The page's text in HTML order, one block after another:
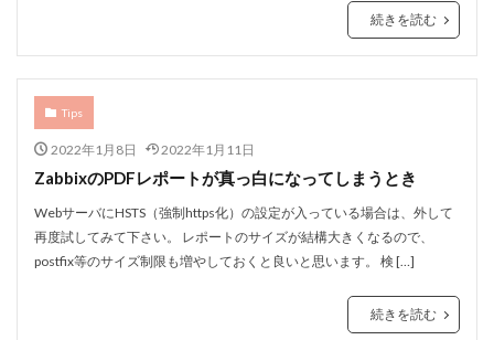
続きを読む
Tips
2022年1月8日 2022年1月11日
ZabbixのPDFレポートが真っ白になってしまうとき
WebサーバにHSTS（強制https化）の設定が入っている場合は、外して
再度試してみて下さい。 レポートのサイズが結構大きくなるので、
postfix等のサイズ制限も増やしておくと良いと思います。 検 […]
続きを読む